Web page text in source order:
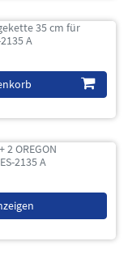
35 cm für
A
2 OREGON
2135 A